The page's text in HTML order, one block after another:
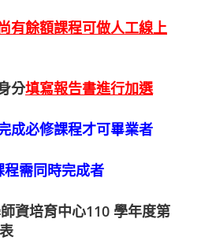
有餘額課程可做人工線上
分填寫報告書進行加選
成必修課程才可畢業者
需同時完成者
資培育中心110 學年度第